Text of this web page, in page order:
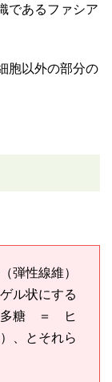
であるファシア
胞以外の部分の
弾性線維）
ル状にする
多糖 ＝ ヒ
、とそれら